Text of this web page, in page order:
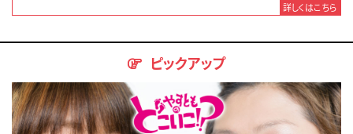
詳しくはこちら
ピックアップ